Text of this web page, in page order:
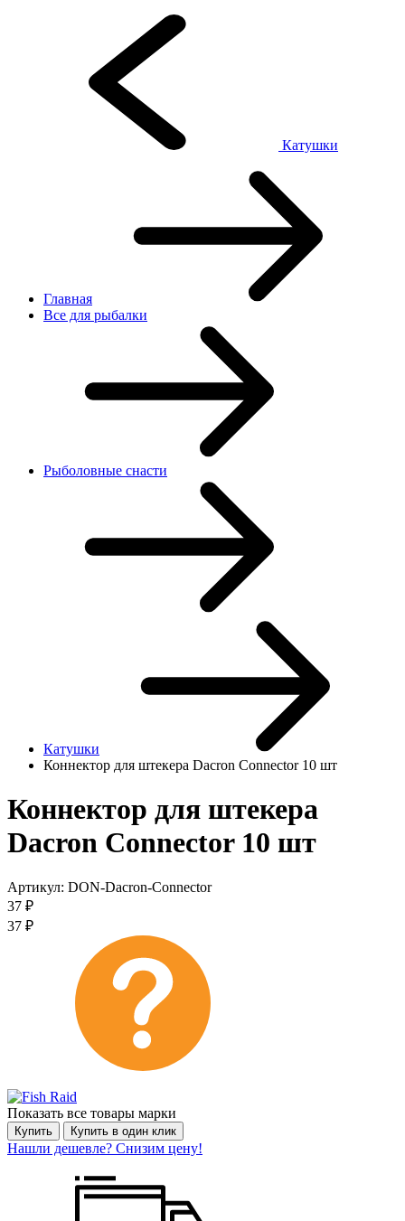
Катушки
Главная
Все для рыбалки
Рыболовные снасти
Катушки
Коннектор для штекера Dacron Connector 10 шт
Коннектор для штекера
Dacron Connector 10 шт
Артикул: DON-Dacron-Connector
37 ₽
37 ₽
Показать все товары марки
Купить Купить в один клик
Нашли дешевле? Снизим цену!